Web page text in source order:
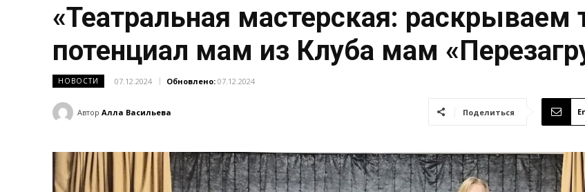
«Театральная мастерская: раскрываем
потенциал мам из Клуба мам
НОВОСТИ 07.12.2024 Обновлено: 07.12.2024
Автор Алла Васильева Поделиться